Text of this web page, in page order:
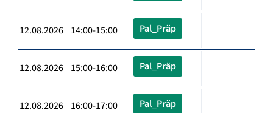
12.08.2026 14:00-15:00 Pal_Präp
12.08.2026 15:00-16:00 Pal_Präp
12.08.2026 16:00-17:00 Pal_Präp